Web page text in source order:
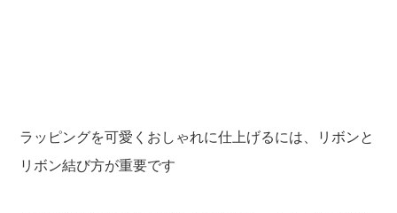
ラッピングを可愛くおしゃれに仕上げるには、リボンと
リボン結び方が重要です